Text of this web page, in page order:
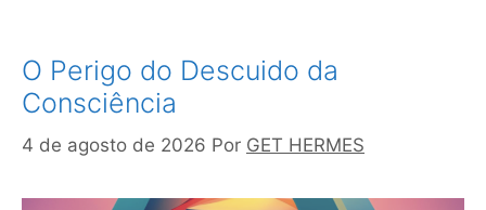
O Perigo do Descuido da
Consciência
4 de agosto de 2026 Por GET HERMES